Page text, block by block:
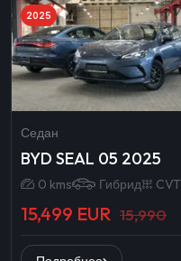
2025
Седан
BYD SEAL 05 2025
0 kms Гибрид CVT
15,499 EUR 15,990